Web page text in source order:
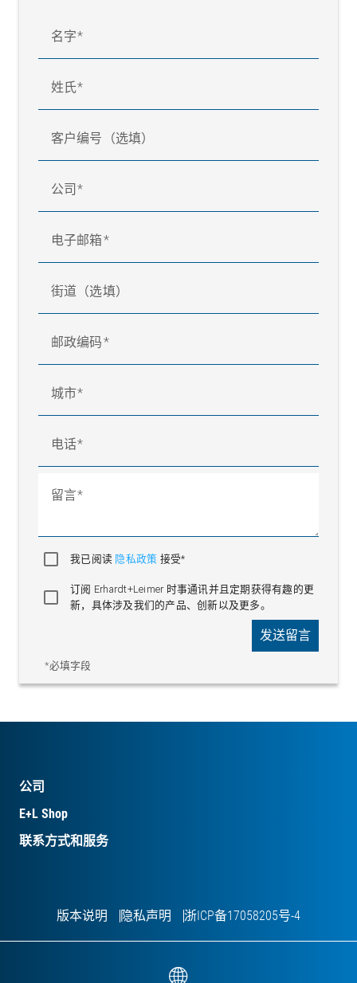
名字
姓氏
客户编号（选填）
公司
电子邮箱
街道（选填）
邮政编码
城市
电话
留言
我已阅读 隐私政策 接受*
订阅 Erhardt+Leimer 时事通讯并且定期获得有趣的更
新，具体涉及我们的产品、创新以及更多。
*必填字段
发送留言
公司
E+L Shop
联系方式和服务
版本说明 隐私声明 浙ICP备17058205号-4